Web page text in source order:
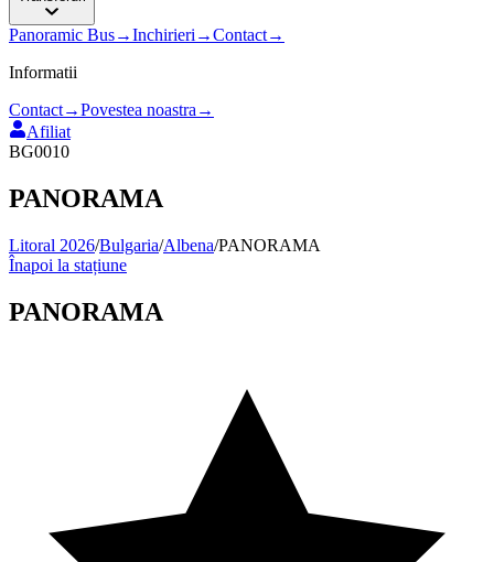
Panoramic Bus→Inchirieri →Contact→
Informatii
Contact→Povestea noastra →
Afiliat
BG0010
PANORAMA
Litoral 2026/Bulgaria/Albena/PANORAMA
Înapoi la stațiune
PANORAMA